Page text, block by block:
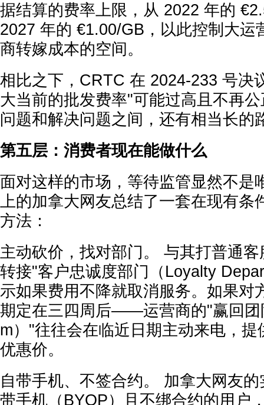
据结算的费率上限，从 2022 年的
2027 年的 €1.00/GB，以此控制大运
商转嫁成本的空间。
相比之下，CRTC 在 2024-233 号决
大当前的批发费率"可能过高且不再
问题和解决问题之间，还有相当长的
第五层：消费者现在能做什么
面对这样的市场，等待监管显然不是
上的加拿大网友总结了一套在现有条
方法：
主动砍价，找对部门。 与其打普通
转接"客户忠诚度部门（Loyalty
示如果费用不降就取消服务。如果对
期定在三四周后——运营商的"赢回团
m）"往往会在临近日期主动来电，提
优惠价。
自带手机、不签合约。 加拿大网友
带手机（BYOP）且不绑合约的用户